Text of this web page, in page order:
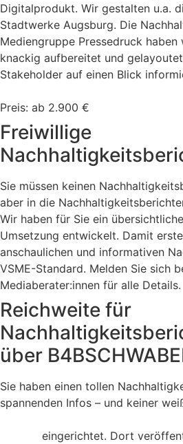
Digitalprodukt. Wir gestalten u.a.
Stadtwerke Augsburg. Die
Mediengruppe Pressedruck
knackig aufbereitet und
Stakeholder auf einen Blick
Preis: ab 2.900 €
Freiwillige
Sie müssen keinen
aber in die
Wir haben für Sie ein
Umsetzung entwickelt. Damit
anschaulichen und informativen
VSME-Standard. Melden Sie sich
Mediaberater:innen für alle Details.
Reichweite für
über
Sie haben einen tollen
spannenden Infos – und keiner
eingerichtet. Dort